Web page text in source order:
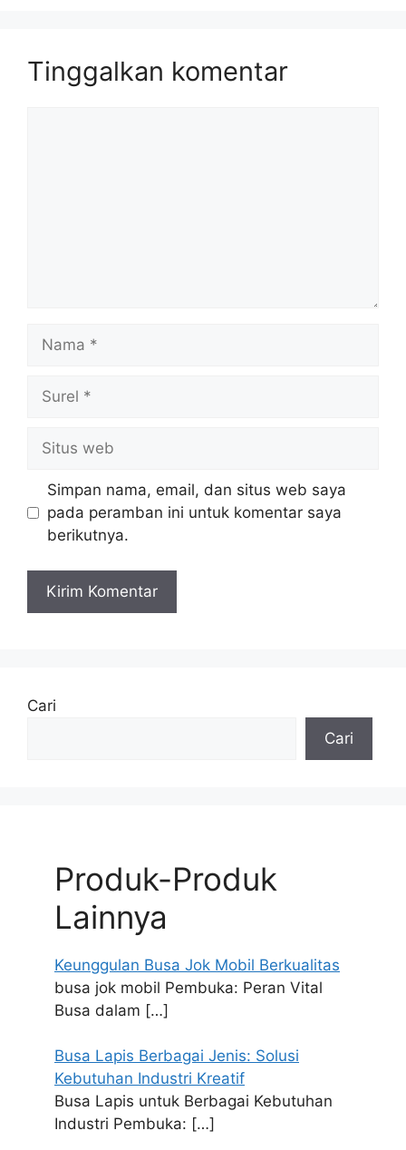
Tinggalkan komentar
Nama
Surel
Situs
web
Simpan nama, email, dan situs web saya
pada peramban ini untuk komentar saya
berikutnya.
Cari
Cari
Produk-Produk
Lainnya
Keunggulan Busa Jok Mobil Berkualitas
busa jok mobil Pembuka: Peran Vital
Busa dalam […]
Busa Lapis Berbagai Jenis: Solusi
Kebutuhan Industri Kreatif
Busa Lapis untuk Berbagai Kebutuhan
Industri Pembuka: […]